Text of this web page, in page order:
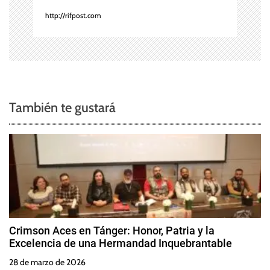
t
r
a
a
s
http://rifpost.com
También te gustará
Crimson Aces en Tánger: Honor, Patria y la
Excelencia de una Hermandad Inquebrantable
28 de marzo de 2026